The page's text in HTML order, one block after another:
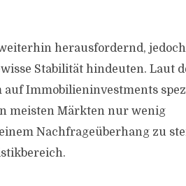
herausfordernd,
Stabilität hindeuten. Laut
auf Immobilieninvestments
meisten Märkten nur wenig
Nachfrageüberhang zu